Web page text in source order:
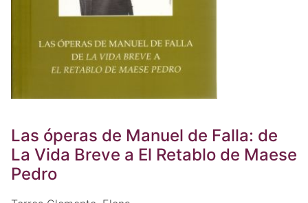
Las óperas de Manuel de Falla: de
La Vida Breve a El Retablo de Maese
Pedro